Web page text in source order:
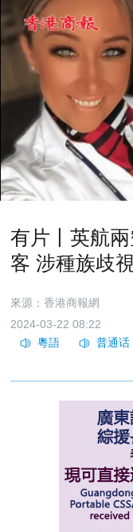
有片丨英航
客 涉種族歧
來源：香港商報網
2024-03-22 08:22